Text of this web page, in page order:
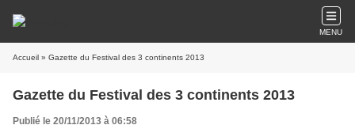
MENU
Accueil » Gazette du Festival des 3 continents 2013
Gazette du Festival des 3 continents 2013
Publié le 20/11/2013 à 06:58